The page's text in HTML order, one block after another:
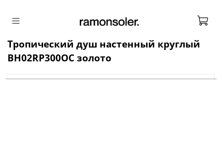
Тропический душ настенный круглый
BH02RP300OC золото